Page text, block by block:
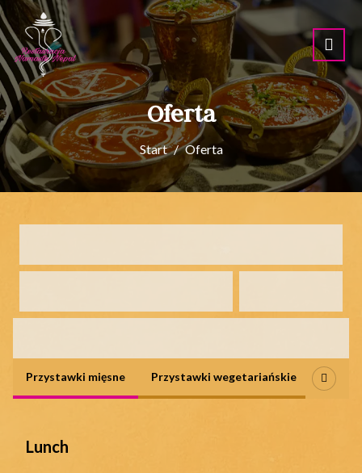
Oferta
Start Oferta
Oferta
Przystawki mięsne Przystawki wegetariańskie Zupy
Lunch